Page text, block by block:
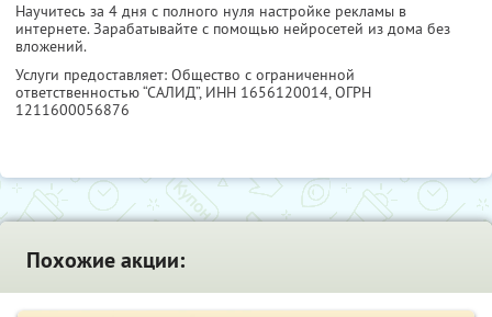
Научитесь за 4 дня с полного нуля настройке рекламы в
интернете. Зарабатывайте с помощью нейросетей из дома без
вложений.
Услуги предоставляет: Общество с ограниченной
ответственностью “САЛИД”, ИНН 1656120014, ОГРН
1211600056876
Похожие акции: